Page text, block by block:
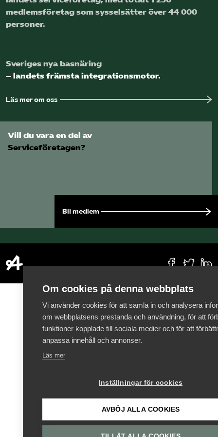
Om webbplatsen
Beställ trycksaker
medlems­företag som sysselsätter över 44 000
personer.
Sveriges nya basnäring
– landets främsta integrationsmotor.
Läs mer om oss
Vill du vara en del av
Serviceföretagen?
Bli medlem
Om cookies på denna webbplats
Vi använder cookies för att samla in och analysera
om webbplatsens prestanda och användning, för att
funktioner kopplade till sociala medier och för att
anpassa innehåll och annonser.
Läs mer
Inställningar för cookies
AVBÖJ ALLA COOKIES